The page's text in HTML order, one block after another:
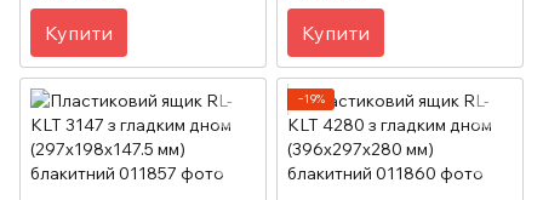
Купити Купити
−19%